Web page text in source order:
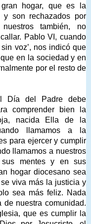
hogar, que es la
y son rechazados por
también, no
Pablo VI, cuando
voz’, nos indicó que
en la sociedad y en
por el resto de
Día del Padre debe
comprender bien la
nacida Ella de la
llamamos a la
para ejercer y cumplir
llamamos a nuestros
mentes y en sus
hogar diocesano sea
viva más la justicia y
sea más feliz. Nada
nuestra comunidad.
que es cumplir la